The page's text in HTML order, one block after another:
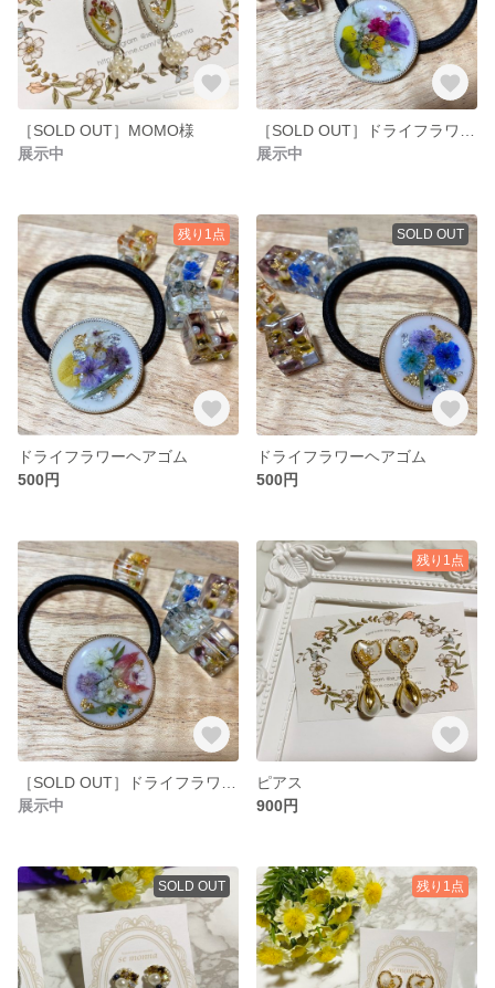
［SOLD OUT］MOMO様
展示中
展示中
残り1点
ドライフラワーヘアゴム
500円
SOLD OUT
ドライフラワーヘアゴム
500円
展示中
残り1点
ピアス
900円
SOLD OUT 残り1点